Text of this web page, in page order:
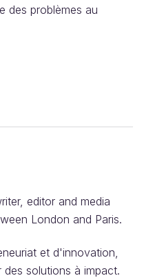
des problèmes au
editor and media
London and Paris.
et d'innovation,
solutions à impact.